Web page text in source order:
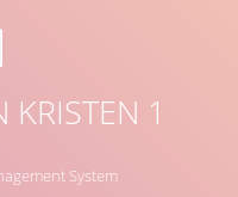
KRISTEN 1
System